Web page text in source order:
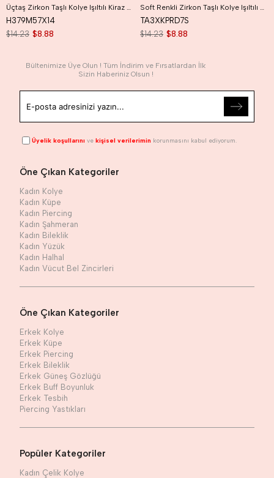
H379M57X14
$8.88
$14.23
TA3XKPRD7S
$8.88
$14.23
Bültenimize Üye Olun ! Tüm İndirim ve Fırsatlardan İlk
Sizin Haberiniz Olsun !
Üyelik koşullarını vekişisel verilerimin korunmasını kabul ediyorum.
Öne Çıkan Kategoriler
Kadın Kolye
Kadın Küpe
Kadın Piercing
Kadın Şahmeran
Kadın Bileklik
Kadın Yüzük
Kadın Halhal
Kadın Vücut Bel Zincirleri
Öne Çıkan Kategoriler
Erkek Kolye
Erkek Küpe
Erkek Piercing
Erkek Bileklik
Erkek Güneş Gözlüğü
Erkek Buff Boyunluk
Erkek Tesbih
Piercing Yastıkları
Popüler Kategoriler
Kadın Çelik Kolye